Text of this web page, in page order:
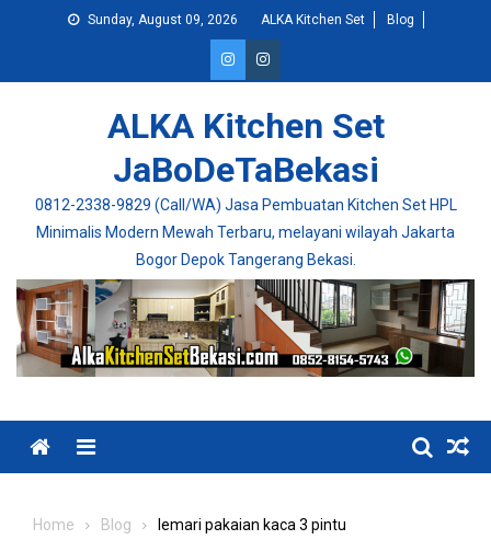
Sunday, August 09, 2026 ALKA Kitchen Set Blog
ALKA Kitchen Set
JaBoDeTaBekasi
0812-2338-9829 (Call/WA) Jasa Pembuatan Kitchen Set HPL
Minimalis Modern Mewah Terbaru, melayani wilayah Jakarta
Bogor Depok Tangerang Bekasi.
Menu
Home Blog lemari pakaian kaca 3 pintu